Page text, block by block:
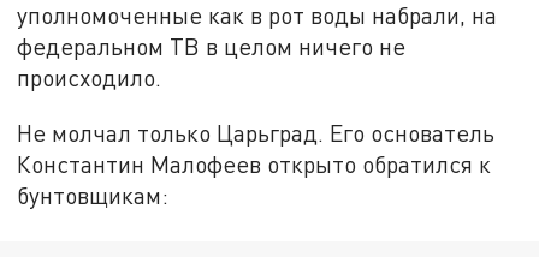
уполномоченные как в рот воды набрали, на
федеральном ТВ в целом ничего не
происходило.
Не молчал только Царьград. Его основатель
Константин Малофеев открыто обратился к
бунтовщикам: